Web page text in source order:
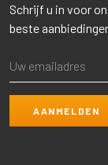
Schrijf u in voor
beste